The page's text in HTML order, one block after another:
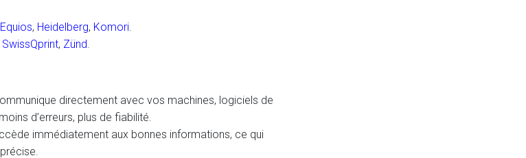
, Heidelberg, Komori.
SwissQprint, Zünd.
directement avec vos machines, logiciels de
d’erreurs, plus de fiabilité.
immédiatement aux bonnes informations, ce qui